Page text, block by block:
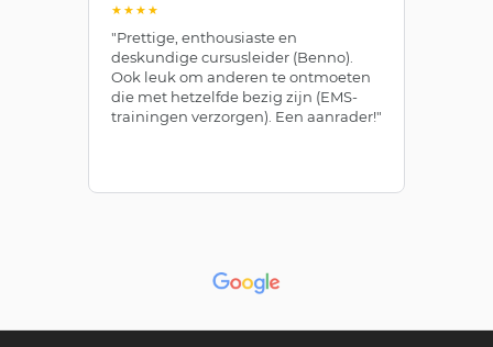
★★★★
"Prettige, enthousiaste en
deskundige cursusleider (Benno).
Ook leuk om anderen te ontmoeten
die met hetzelfde bezig zijn (EMS-
trainingen verzorgen). Een aanrader!"